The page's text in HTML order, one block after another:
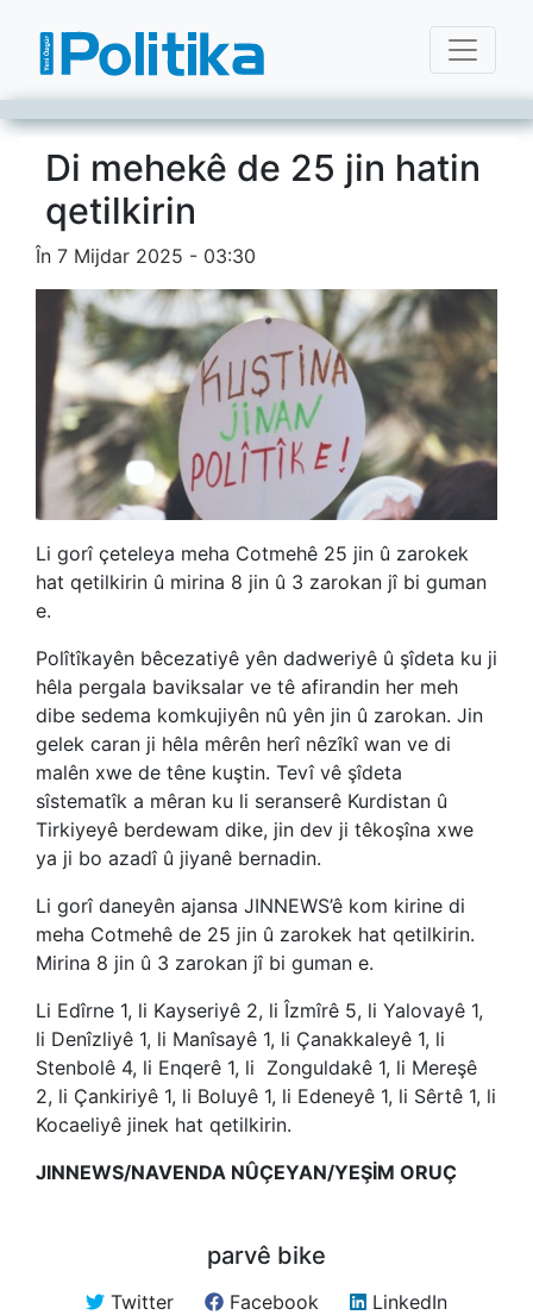
Di mehekê de 25 jin hatin
qetilkirin
În 7 Mijdar 2025 - 03:30
Li gorî çeteleya meha Cotmehê 25 jin û zarokek
hat qetilkirin û mirina 8 jin û 3 zarokan jî bi guman
e.
Polîtîkayên bêcezatiyê yên dadweriyê û şîdeta ku ji
hêla pergala baviksalar ve tê afirandin her meh
dibe sedema komkujiyên nû yên jin û zarokan. Jin
gelek caran ji hêla mêrên herî nêzîkî wan ve di
malên xwe de têne kuştin. Tevî vê şîdeta
sîstematîk a mêran ku li seranserê Kurdistan û
Tirkiyeyê berdewam dike, jin dev ji têkoşîna xwe
ya ji bo azadî û jiyanê bernadin.
Li gorî daneyên ajansa JINNEWS’ê kom kirine di
meha Cotmehê de 25 jin û zarokek hat qetilkirin.
Mirina 8 jin û 3 zarokan jî bi guman e.
Li Edîrne 1, li Kayseriyê 2, li Îzmîrê 5, li Yalovayê 1,
li Denîzliyê 1, li Manîsayê 1, li Çanakkaleyê 1, li
Stenbolê 4, li Enqerê 1, li Zonguldakê 1, li Mereşê
2, li Çankiriyê 1, li Boluyê 1, li Edeneyê 1, li Sêrtê 1, li
Kocaeliyê jinek hat qetilkirin.
JINNEWS/NAVENDA NÛÇEYAN/YEŞİM ORUÇ
parvê bike
Twitter Facebook
LinkedIn